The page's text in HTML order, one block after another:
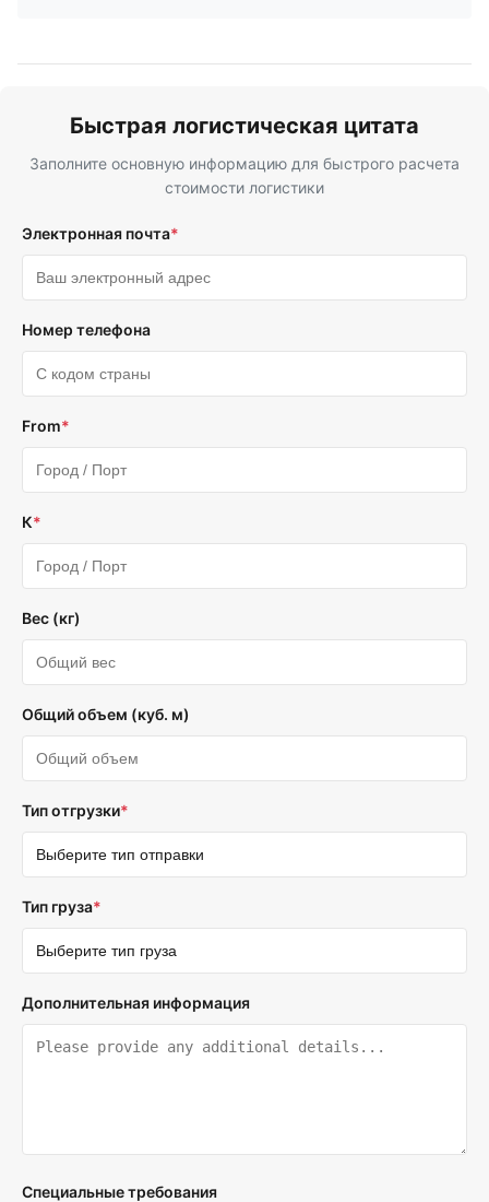
Быстрая логистическая цитата
Заполните основную информацию для быстрого расчета
стоимости логистики
Электронная почта*
Номер телефона
From*
К*
Вес (кг)
Общий объем (куб. м)
Тип отгрузки*
Тип груза*
Дополнительная информация
Специальные требования